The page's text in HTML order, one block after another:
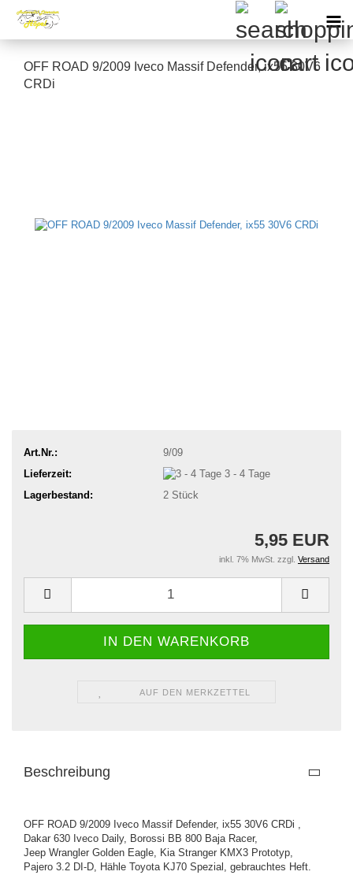
OFF ROAD 9/2009 Iveco Massif Defender, ix55 30V6
CRDi
Art.Nr.:
9/09
Lieferzeit:
3 - 4 Tage
Lagerbestand:
2 Stück
5,95 EUR
inkl. 7% MwSt. zzgl. Versand
AUF DEN MERKZETTEL
Beschreibung
OFF ROAD 9/2009 Iveco Massif Defender, ix55 30V6 CRDi ,
Dakar 630 Iveco Daily, Borossi BB 800 Baja Racer,
Jeep Wrangler Golden Eagle, Kia Stranger KMX3 Prototyp,
Pajero 3.2 DI-D, Hähle Toyota KJ70 Spezial, gebrauchtes Heft.